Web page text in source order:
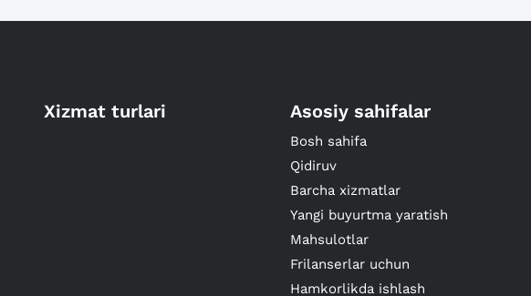
Xizmat turlari Asosiy sahifalar
Bosh sahifa
Qidiruv
Barcha xizmatlar
Yangi buyurtma yaratish
Mahsulotlar
Frilanserlar uchun
Hamkorlikda ishlash